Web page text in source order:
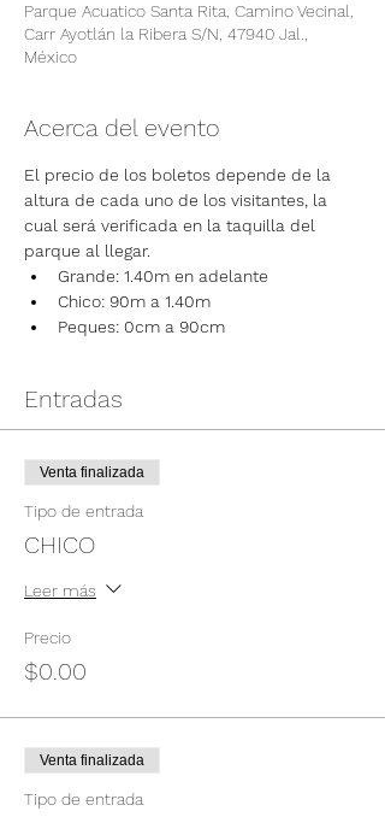
Parque Acuatico Santa Rita, Camino Vecinal,
Carr Ayotlán la Ribera S/N, 47940 Jal.,
México
Acerca del evento
El precio de los boletos depende de la
altura de cada uno de los visitantes, la
cual será verificada en la taquilla del
parque al llegar.
Grande: 1.40m en adelante
Chico: 90m a 1.40m
Peques: 0cm a 90cm
Entradas
Venta finalizada
Tipo de entrada
CHICO
Leer más
Precio
$0.00
Venta finalizada
Tipo de entrada